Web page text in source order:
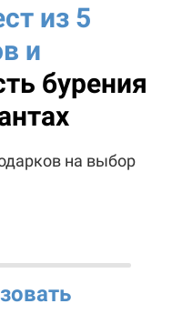
из 5
и
бурения
на выбор